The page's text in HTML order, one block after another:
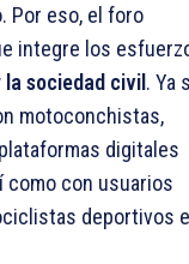
Por eso, el foro
integre los
sociedad civil. Ya
motoconchistas,
digitales
como con usuarios
deportivos e